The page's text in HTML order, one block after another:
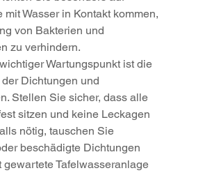
mit Wasser in Kontakt kommen,
von Bakterien und
zu verhindern.
Wartungspunkt ist die
Dichtungen und
Stellen Sie sicher, dass alle
sitzen und keine Leckagen
nötig, tauschen Sie
beschädigte Dichtungen
gewartete Tafelwasseranlage